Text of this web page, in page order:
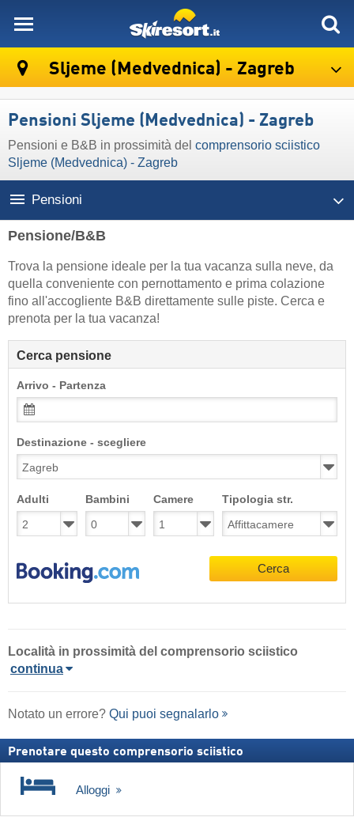
Sljeme (Medvednica) - Zagreb
Pensioni Sljeme (Medvednica) - Zagreb
Pensioni e B&B in prossimità del comprensorio sciistico
Sljeme (Medvednica) - Zagreb
Pensioni
Pensione/B&B
Trova la pensione ideale per la tua vacanza sulla neve, da
quella conveniente con pernottamento e prima colazione
fino all'accogliente B&B direttamente sulle piste. Cerca e
prenota per la tua vacanza!
Cerca pensione
Arrivo - Partenza
Destinazione - scegliere
Adulti Bambini Camere Tipologia str.
Cerca
Località in prossimità del comprensorio sciistico
continua
Notato un errore? Qui puoi segnalarlo
Prenotare questo comprensorio sciistico
Alloggi